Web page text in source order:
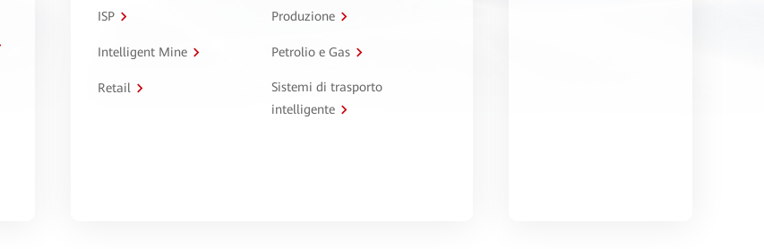
ISP Produzione
Intelligent Mine Petrolio e Gas
Retail
Sistemi di trasporto
intelligente